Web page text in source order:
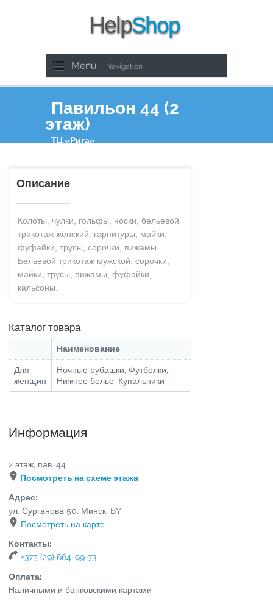
Menu - Navigation
Павильон 44 (2
этаж)
ТЦ «Рига»
Описание
Колоты, чулки, гольфы, носки, бельевой
трикотаж женский: гарнитуры, майки,
фуфайки, трусы, сорочки, пижамы.
Бельевой трикотаж мужской: сорочки,
майки, трусы, пижамы, фуфайки,
кальсоны.
Каталог товара
Наименование
Для
женщин
Ночные рубашки, Футболки,
Нижнее белье, Купальники
Информация
2 этаж, пав. 44
Посмотреть на схеме этажа
Адрес:
ул. Сурганова 50, Минск, BY
Посмотреть на карте
Контакты:
+375 (29) 664-99-73
Оплата:
Наличными и банковскими картами